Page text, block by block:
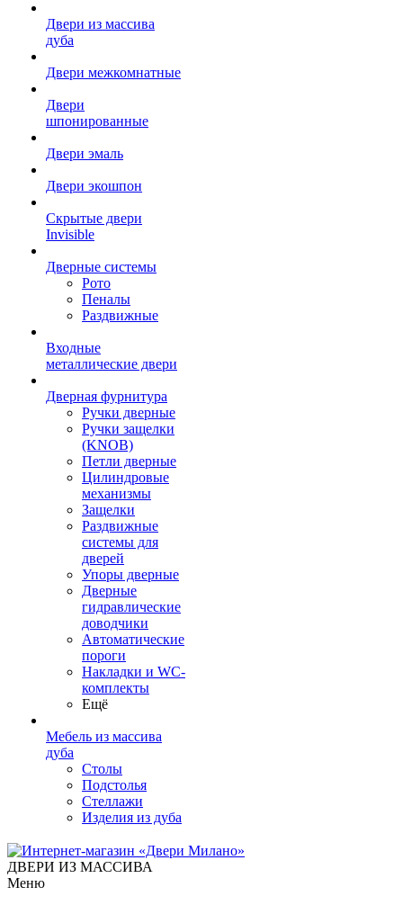
Двери из массива
дуба
Двери межкомнатные
Двери
шпонированные
Двери эмаль
Двери экошпон
Скрытые двери
Invisible
Дверные системы
Рото
Пеналы
Раздвижные
Входные
металлические двери
Дверная фурнитура
Ручки дверные
Ручки защелки
(KNOB)
Петли дверные
Цилиндровые
механизмы
Защелки
Раздвижные
системы для
дверей
Упоры дверные
Дверные
гидравлические
доводчики
Автоматические
пороги
Накладки и WC-
комплекты
Ещё
Мебель из массива
дуба
Столы
Подстолья
Стеллажи
Изделия из дуба
ДВЕРИ ИЗ МАССИВА
Меню